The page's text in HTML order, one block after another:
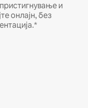
и
онлајн, без